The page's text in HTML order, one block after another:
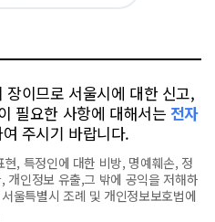
이므로 서울시에 대한 신고,
필요한 사항에 대해서는 전자
주시기 바랍니다.
, 특정인에 대한 비방, 명예훼손, 정
개인정보 유출,그 밖에 공익을 저해하
울특별시 조례 및 개인정보보호법에